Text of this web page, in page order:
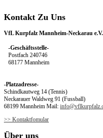
Kontakt Zu Uns
VfL Kurpfalz Mannheim-Neckarau e.V.
-Geschäftsstelle-
Postfach 240746
68177 Mannheim
-Platzadresse-
Schindkautweg 14 (Tennis)
Neckarauer Waldweg 91 (Fussball)
68199 Mannheim Mail:
>> Kontaktfomular
Über uns